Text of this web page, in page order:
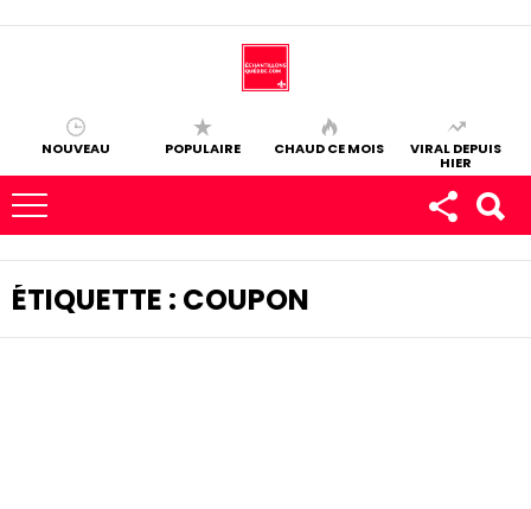
NOUVEAU POPULAIRE CHAUD CE MOIS VIRAL DEPUIS
HIER
ÉTIQUETTE : COUPON